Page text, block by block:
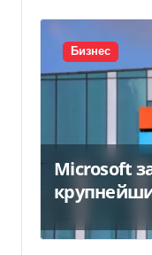
Бизнес
Microsoft